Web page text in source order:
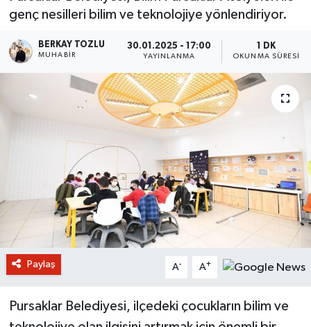
genç nesilleri bilim ve teknolojiye yönlendiriyor.
BERKAY TOZLU
MUHABIR
30.01.2025 - 17:00
YAYINLANMA
1 DK
OKUNMA SÜRESI
Paylaş A- A+
Pursaklar Belediyesi, ilçedeki çocukların bilim ve